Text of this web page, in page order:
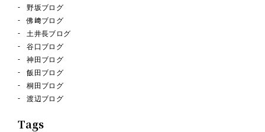
野坂ブログ
佛﨑ブログ
土井長ブログ
谷口ブログ
神田ブログ
飯田ブログ
桐田ブログ
渡辺ブログ
Tags